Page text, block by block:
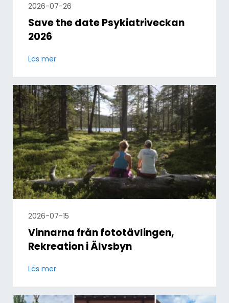
2026-07-26
Save the date Psykiatriveckan
2026
Läs mer
2026-07-15
Vinnarna från fototävlingen,
Rekreation i Älvsbyn
Läs mer